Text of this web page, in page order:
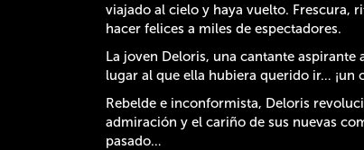
viajado al cielo y haya vuelto. Frescura,
hacer felices a miles de espectadores.
La joven Deloris, una cantante
lugar al que ella hubiera querido ir… ¡un
Rebelde e inconformista, Deloris
admiración y el cariño de sus nuevas
pasado…